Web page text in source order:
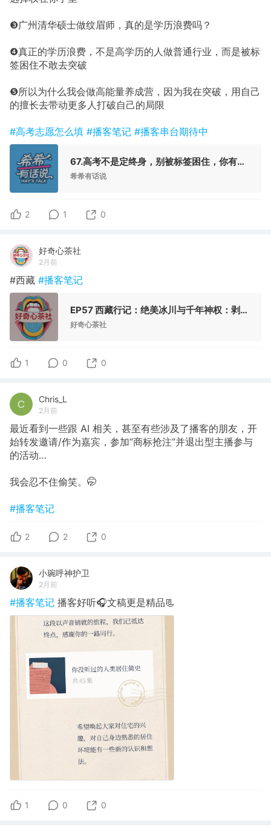
❸广州清华硕士做纹眉师，真的是学历浪费吗？
❹真正的学历浪费，不是高学历的人做普通行业，而是被标
签困住不敢去突破
❺所以为什么我会做高能量养成营，因为我在突破，用自己
的擅长去带动更多人打破自己的局限
#高考志愿怎么填 #播客笔记 #播客串台期待中
67.高考不是定终身，别被标签困住，你有无限可能！（banner已更新快夸我！）
希希有话说
2 1 0
好奇心茶社
2月前
#西藏 #播客笔记
EP57 西藏行记：绝美冰川与千年神权：剥开西藏的滤镜，我们到底在朝圣什么？
好奇心茶社
1 0 0
Chris_L
2月前
最近看到一些跟 AI 相关，甚至有些涉及了播客的朋友，开
始转发邀请/作为嘉宾，参加“商标抢注”并退出型主播参与
的活动…
我会忍不住偷笑。🤭
#播客笔记
2 2 0
小琬呼神护卫
2月前
#播客笔记 播客好听🎧文稿更是精品📃
1 0 0